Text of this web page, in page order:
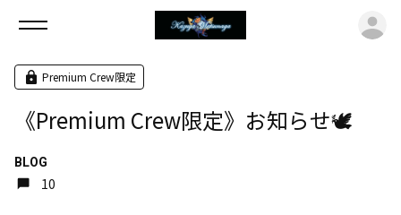
Premium Crew限定
《Premium Crew限定》お知らせ🕊️
BLOG
10